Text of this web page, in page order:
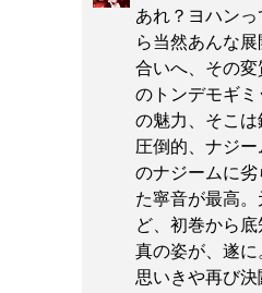
あれ？ヨハン
ら当然あんな
合いへ、その
のトンデモギ
の魅力、そこ
圧倒的、ナジ
のナジームに
た寧音が最高
ど、初巻から
真の姿が、遂
思いきや再び